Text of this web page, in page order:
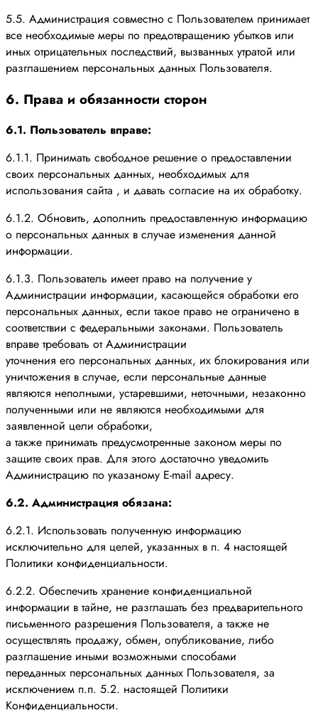
5.5. Администрация совместно с Пользователем принимает
все необходимые меры по предотвращению убытков или
иных отрицательных последствий, вызванных утратой или
разглашением персональных данных Пользователя.
6. Права и обязанности сторон
6.1. Пользователь вправе:
6.1.1. Принимать свободное решение о предоставлении
своих персональных данных, необходимых для
использования сайта , и давать согласие на их обработку.
6.1.2. Обновить, дополнить предоставленную информацию
о персональных данных в случае изменения данной
информации.
6.1.3. Пользователь имеет право на получение у
Администрации информации, касающейся обработки его
персональных данных, если такое право не ограничено в
соответствии с федеральными законами. Пользователь
вправе требовать от Администрации
уточнения его персональных данных, их блокирования или
уничтожения в случае, если персональные данные
являются неполными, устаревшими, неточными, незаконно
полученными или не являются необходимыми для
заявленной цели обработки,
а также принимать предусмотренные законом меры по
защите своих прав. Для этого достаточно уведомить
Администрацию по указаному E-mail адресу.
6.2. Администрация обязана:
6.2.1. Использовать полученную информацию
исключительно для целей, указанных в п. 4 настоящей
Политики конфиденциальности.
6.2.2. Обеспечить хранение конфиденциальной
информации в тайне, не разглашать без предварительного
письменного разрешения Пользователя, а также не
осуществлять продажу, обмен, опубликование, либо
разглашение иными возможными способами
переданных персональных данных Пользователя, за
исключением п.п. 5.2. настоящей Политики
Конфиденциальности.